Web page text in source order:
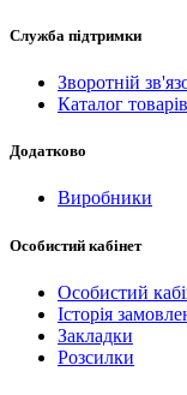
Служба підтримки
Зворотній
Каталог товарів
Додатково
Виробники
Особистий кабінет
Особистий
Історія
Закладки
Розсилки